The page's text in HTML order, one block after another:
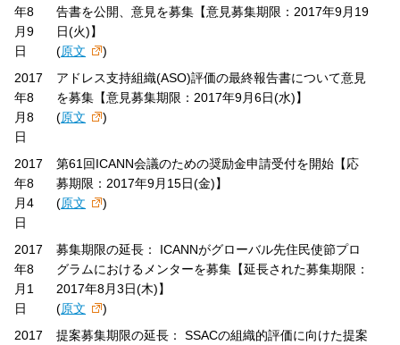
年8
月9
日
告書を公開、意見を募集【意見募集期限：2017年9月19
日(火)】
(原文
)
2017
年8
月8
日
アドレス支持組織(ASO)評価の最終報告書について意見
を募集【意見募集期限：2017年9月6日(水)】
(原文 )
2017
年8
月4
日
第61回ICANN会議のための奨励金申請受付を開始【応
募期限：2017年9月15日(金)】
(原文 )
2017
年8
月1
日
募集期限の延長： ICANNがグローバル先住民使節プロ
グラムにおけるメンターを募集【延長された募集期限：
2017年8月3日(木)】
(原文
)
2017
提案募集期限の延長： SSACの組織的評価に向けた提案